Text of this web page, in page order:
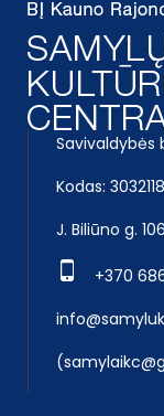
Savivaldybės
Kodas:
J. Biliūno g.
+370